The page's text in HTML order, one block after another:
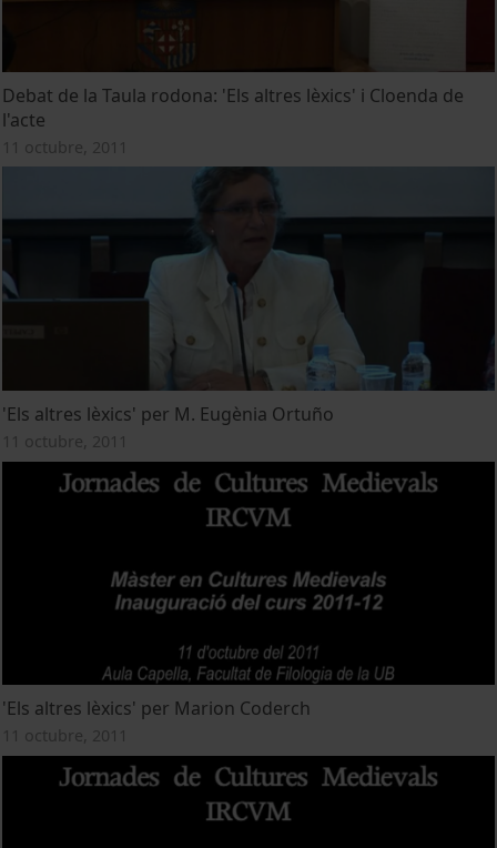
Debat de la Taula rodona: 'Els altres lèxics' i Cloenda de
l'acte
11 octubre, 2011
'Els altres lèxics' per M. Eugènia Ortuño
11 octubre, 2011
'Els altres lèxics' per Marion Coderch
11 octubre, 2011